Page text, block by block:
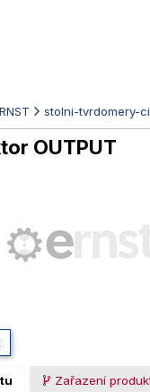
stolni-tvrdomery-
OUTPUT
Zařazení